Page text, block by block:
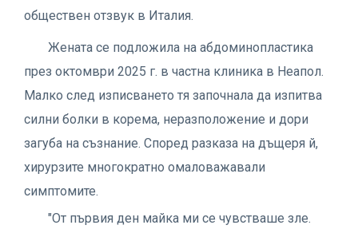
обществен отзвук в Италия.
Жената се подложила на абдоминопластика
през октомври 2025 г. в частна клиника в Неапол.
Малко след изписването тя започнала да изпитва
силни болки в корема, неразположение и дори
загуба на съзнание. Според разказа на дъщеря й,
хирурзите многократно омаловажавали
симптомите.
"От първия ден майка ми се чувстваше зле.